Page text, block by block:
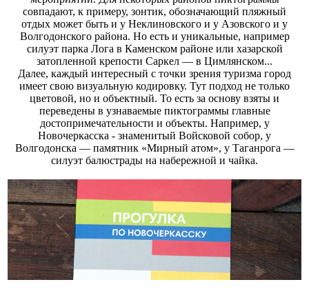
совпадают, к примеру, зонтик, обозначающий пляжный
отдых может быть и у Неклиновского и у Азовского и у
Волгодонского района. Но есть и уникальные, например
силуэт парка Лога в Каменском районе или хазарской
затопленной крепости Саркел — в Цимлянском...
Далее, каждый интересный с точки зрения туризма город
имеет свою визуальную кодировку. Тут подход не только
цветовой, но и объектный. То есть за основу взяты и
переведены в узнаваемые пиктограммы главные
достопримечательности и объекты. Например, у
Новочеркасска - знаменитый Войсковой собор, у
Волгодонска — памятник «Мирный атом», у Таганрога —
силуэт балюстрады на набережной и чайка.